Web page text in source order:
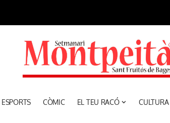
ESPORTS CÒMIC EL TEU RACÓ CULTURA